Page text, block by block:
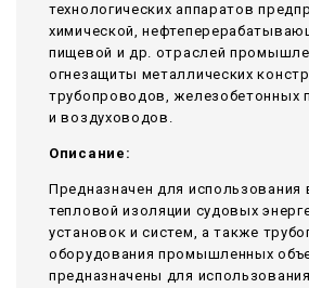
технологических аппаратов
химической,
пищевой и др. отраслей
огнезащиты металлических
трубопроводов, железобетонных
и воздуховодов.
Описание:
Предназначен для использования
тепловой изоляции судовых
установок и систем, а также
оборудования промышленных
предназначены для